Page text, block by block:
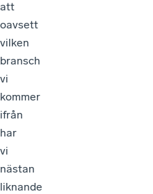
att
oavsett
vilken
bransch
vi
kommer
ifrån
har
vi
nästan
liknande